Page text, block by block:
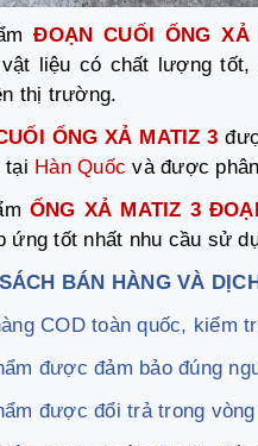
ĐOẠN CUỐI ỐNG XẢ
vật liệu có chất lượng
thị trường.
ỐNG XẢ MATIZ 3
tại Hàn Quốcvà được
ỐNG XẢ MATIZ 3
ứng tốt nhất nhu cầu sử
BÁN HÀNG VÀ
COD toàn quốc, kiểm
được đảm bảo đúng
được đổi trả trong